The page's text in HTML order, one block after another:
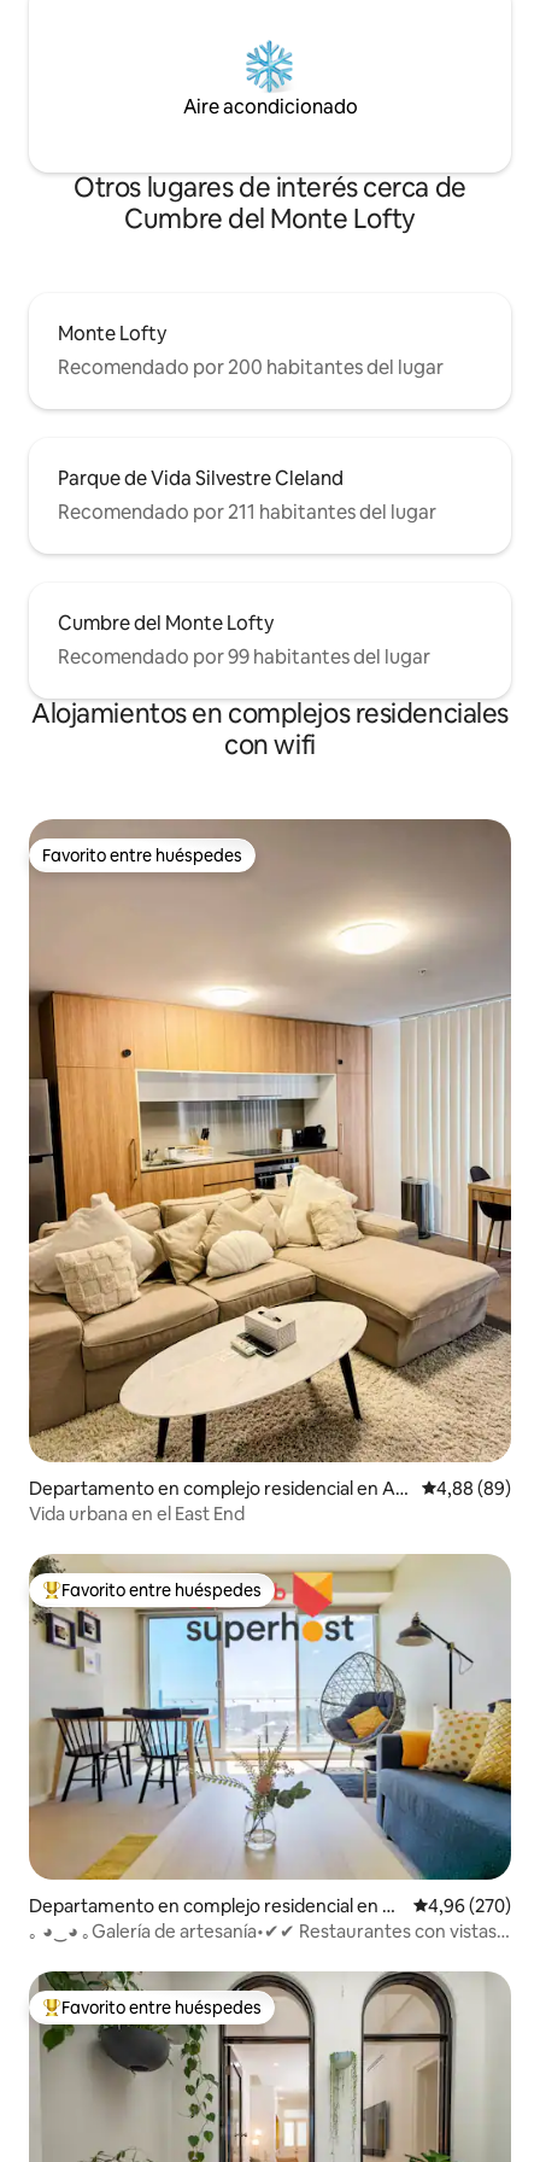
Aire acondicionado
Otros lugares de interés cerca de
Cumbre del Monte Lofty
Monte Lofty
Recomendado por 200 habitantes del lugar
Parque de Vida Silvestre Cleland
Recomendado por 211 habitantes del lugar
Cumbre del Monte Lofty
Recomendado por 99 habitantes del lugar
Alojamientos en complejos residenciales
con wifi
Favorito entre huéspedes
Favorito entre huéspedes
Departamento en complejo residencial en Ad
elaide
Calificación
4,88 (89)
Vida urbana en el East End
Favorito entre los huéspedes más destacados
Favorito entre huéspedes
Departamento en complejo residencial en A
delaide
Calificación
4,96 (270)
｡ ◕‿◕ ｡Galería de artesanía•✔✔ Restaurantes con vistas
Favorito entre los huéspedes más destacados
Favorito entre huéspedes